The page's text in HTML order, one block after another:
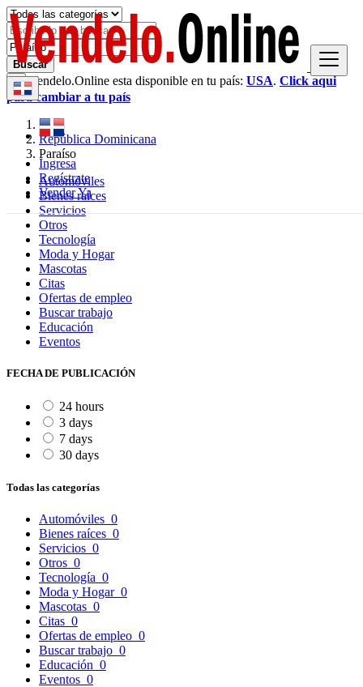
Ingresa
Regístrate
Vender Ya
Buscar
× Vendelo.Online esta disponible en tu país: USA. Click aqui
para cambiar a tu país
República Dominicana
Paraíso
Automóviles
Bienes raíces
Servicios
Otros
Tecnología
Moda y Hogar
Mascotas
Citas
Ofertas de empleo
Buscar trabajo
Educación
Eventos
FECHA DE PUBLICACIÓN
24 hours
3 days
7 days
30 days
Todas las categorías
Automóviles 0
Bienes raíces 0
Servicios 0
Otros 0
Tecnología 0
Moda y Hogar 0
Mascotas 0
Citas 0
Ofertas de empleo 0
Buscar trabajo 0
Educación 0
Eventos 0